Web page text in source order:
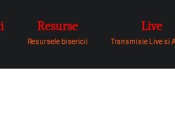
catre
Resurse
Resursele bisericii
Live
Transmisie Live si